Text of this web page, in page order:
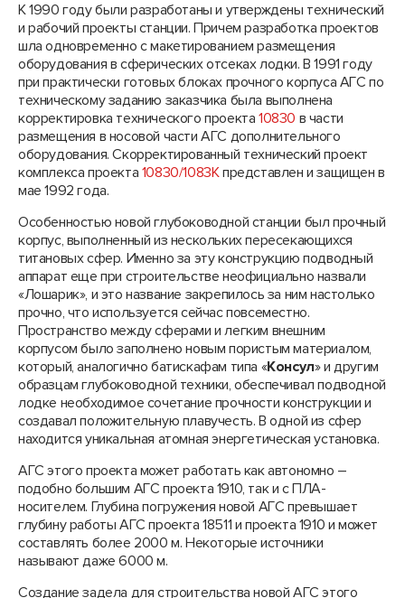
К 1990 году были разработаны и утверждены технический
и рабочий проекты станции. Причем разработка проектов
шла одновременно с макетированием размещения
оборудования в сферических отсеках лодки. В 1991 году
при практически готовых блоках прочного корпуса АГС по
техническому заданию заказчика была выполнена
корректировка технического проекта10830 в части
размещения в носовой части АГС дополнительного
оборудования. Скорректированный технический проект
комплекса проекта 10830/1083Кпредставлен и защищен в
мае 1992 года.
Особенностью новой глубоководной станции был прочный
корпус, выполненный из нескольких пересекающихся
титановых сфер. Именно за эту конструкцию подводный
аппарат еще при строительстве неофициально назвали
«Лошарик», и это название закрепилось за ним настолько
прочно, что используется сейчас повсеместно.
Пространство между сферами и легким внешним
корпусом было заполнено новым пористым материалом,
который, аналогично батискафам типа «Консул» и другим
образцам глубоководной техники, обеспечивал подводной
лодке необходимое сочетание прочности конструкции и
создавал положительную плавучесть. В одной из сфер
находится уникальная атомная энергетическая установка.
АГС этого проекта может работать как автономно –
подобно большим АГС проекта 1910, так и с ПЛА-
носителем. Глубина погружения новой АГС превышает
глубину работы АГС проекта 18511 и проекта 1910 и может
составлять более 2000 м. Некоторые источники
называют даже 6000 м.
Создание задела для строительства новой АГС этого